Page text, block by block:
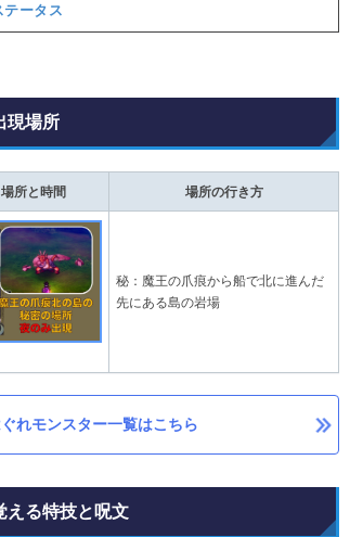
ータス
現場所
所と時間 場所の行き方
秘：魔王の爪痕から船で北に進んだ
先にある島の岩場
れモンスター一覧はこちら
える特技と呪文